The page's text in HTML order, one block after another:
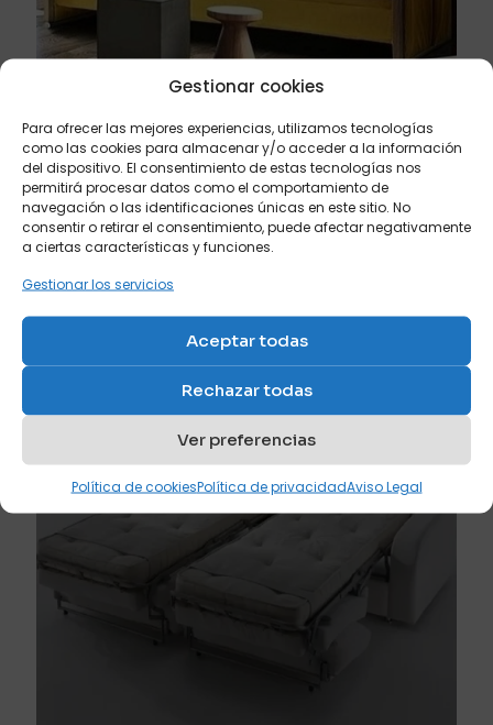
Gestionar cookies
Para ofrecer las mejores experiencias, utilizamos tecnologías
como las cookies para almacenar y/o acceder a la información
del dispositivo. El consentimiento de estas tecnologías nos
permitirá procesar datos como el comportamiento de
navegación o las identificaciones únicas en este sitio. No
consentir o retirar el consentimiento, puede afectar negativamente
a ciertas características y funciones.
Gestionar los servicios
Aceptar todas
Rechazar todas
Ver preferencias
Política de cookiesPolítica de privacidadAviso Legal
julio 20, 2026
Los mejores colores para comprar un sofá cama si
buscas amplitud visual
Leer más